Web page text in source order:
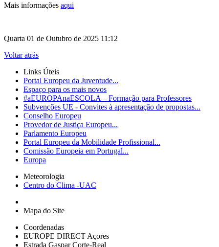
Mais informações aqui
Quarta 01 de Outubro de 2025 11:12
Voltar atrás
Links Úteis
Portal Europeu da Juventude...
Espaço para os mais novos
#aEUROPAnaESCOLA – Formação para Professores
Subvenções UE - Convites à apresentação de propostas...
Conselho Europeu
Provedor de Justiça Europeu...
Parlamento Europeu
Portal Europeu da Mobilidade Profissional...
Comissão Europeia em Portugal...
Europa
Meteorologia
Centro do Clima -UAC
Mapa do Site
Coordenadas
EUROPE DIRECT Açores
Estrada Gaspar Corte-Real